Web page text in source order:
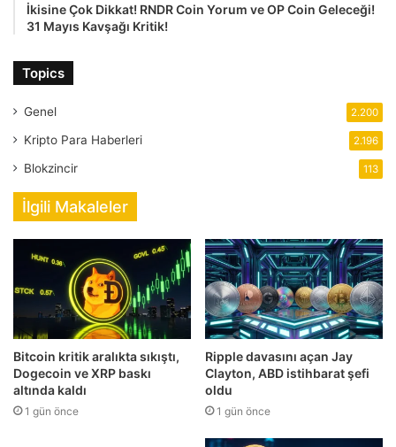
İkisine Çok Dikkat! RNDR Coin Yorum ve OP Coin Geleceği!
31 Mayıs Kavşağı Kritik!
Topics
Genel 2.200
Kripto Para Haberleri 2.196
Blokzincir 113
İlgili Makaleler
Bitcoin kritik aralıkta sıkıştı,
Dogecoin ve XRP baskı
altında kaldı
1 gün önce
Ripple davasını açan Jay
Clayton, ABD istihbarat şefi
oldu
1 gün önce